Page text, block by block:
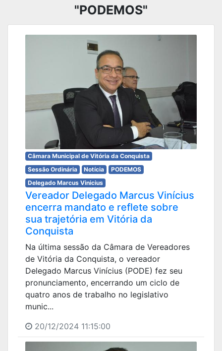
"PODEMOS"
Câmara Municipal de Vitória da Conquista
Sessão Ordinária
Notícia
PODEMOS
Delegado Marcus Vinicius
Vereador Delegado Marcus Vinícius
encerra mandato e reflete sobre
sua trajetória em Vitória da
Conquista
Na última sessão da Câmara de Vereadores
de Vitória da Conquista, o vereador
Delegado Marcus Vinícius (PODE) fez seu
pronunciamento, encerrando um ciclo de
quatro anos de trabalho no legislativo
munic...
20/12/2024 11:15:00